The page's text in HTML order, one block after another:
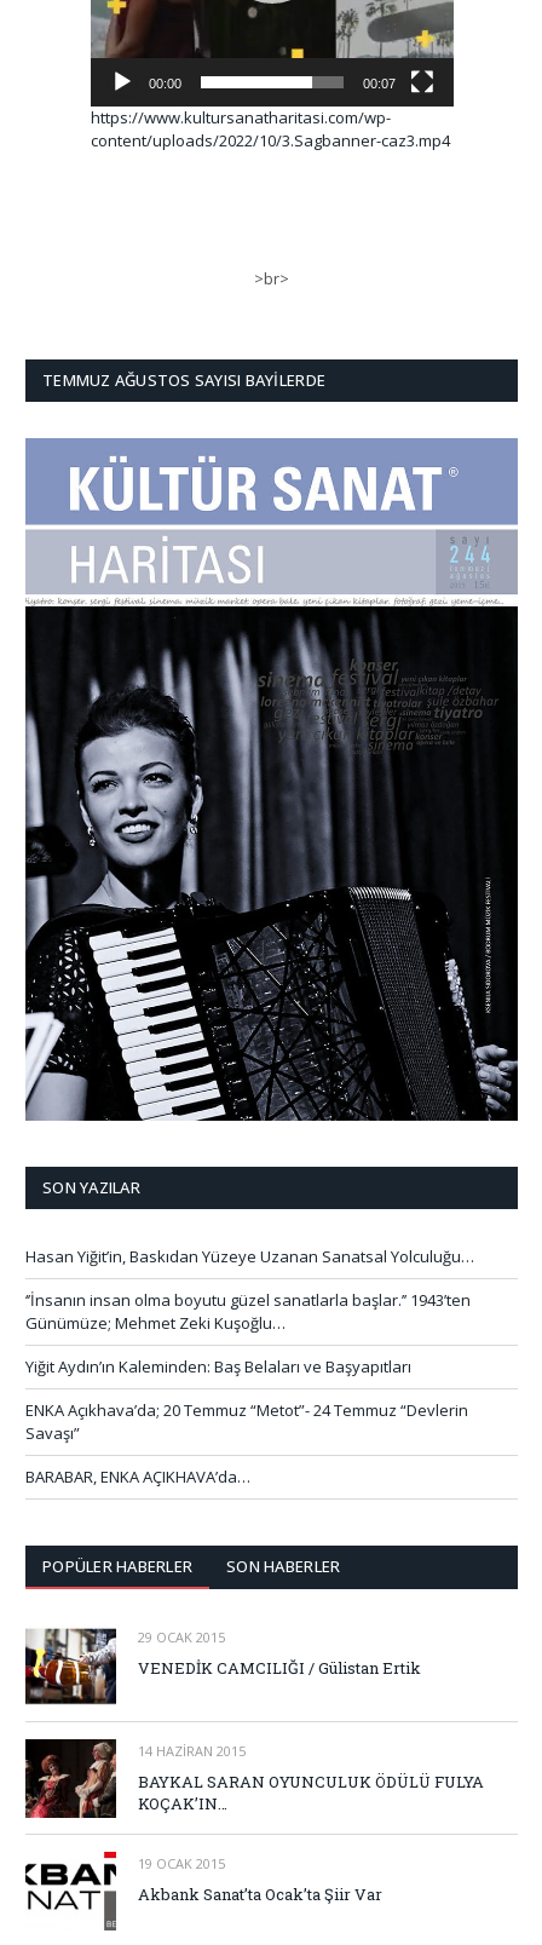
00:00 00:07
https://www.kultursanatharitasi.com/wp-
content/uploads/2022/10/3.Sagbanner-caz3.mp4
>br>
TEMMUZ AĞUSTOS SAYISI BAYILERDE
SON YAZILAR
Hasan Yiğit’in, Baskıdan Yüzeye Uzanan Sanatsal Yolculuğu…
‘’İnsanın insan olma boyutu güzel sanatlarla başlar.’’ 1943’ten
Günümüze; Mehmet Zeki Kuşoğlu…
Yiğit Aydın’ın Kaleminden: Baş Belaları ve Başyapıtları
ENKA Açıkhava’da; 20 Temmuz “Metot”- 24 Temmuz “Devlerin
Savaşı”
BARABAR, ENKA AÇIKHAVA’da…
POPÜLER HABERLER SON HABERLER
29 OCAK 2015
VENEDİK CAMCILIĞI / Gülistan Ertik
14 HAZIRAN 2015
BAYKAL SARAN OYUNCULUK ÖDÜLÜ FULYA
KOÇAK’IN…
19 OCAK 2015
Akbank Sanat’ta Ocak’ta Şiir Var